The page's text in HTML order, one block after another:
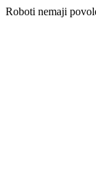
Roboti nemaji